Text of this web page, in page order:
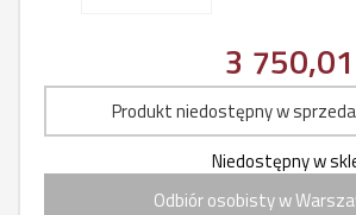
3
Produkt niedostępny w
Niedostępny w
Odbiór osobisty w